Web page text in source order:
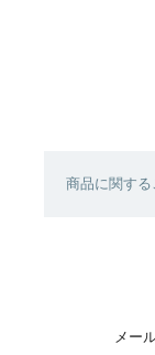
商品に関する
メー